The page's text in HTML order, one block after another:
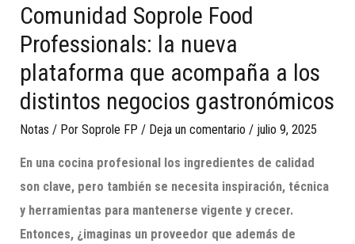
Comunidad Soprole Food
Professionals: la nueva
plataforma que acompaña a los
distintos negocios gastronómicos
Notas / PorSoprole FP / Deja un comentario / julio 9, 2025
En una cocina profesional los ingredientes de calidad
son clave, pero también se necesita inspiración, técnica
y herramientas para mantenerse vigente y crecer.
Entonces, ¿imaginas un proveedor que además de